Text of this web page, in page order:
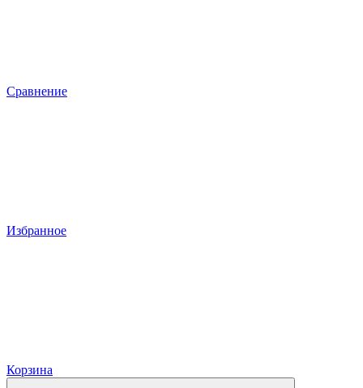
Сравнение
Избранное
Корзина